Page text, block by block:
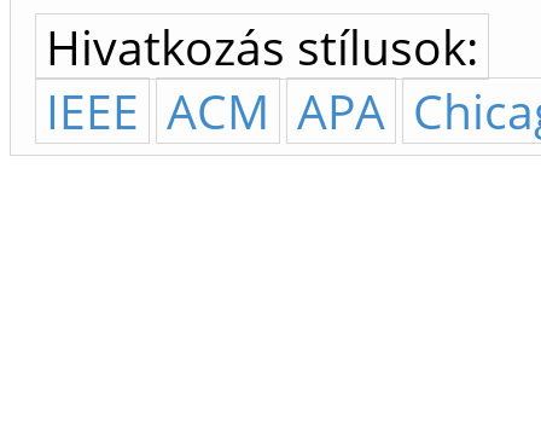
Hivatkozás stílusok:
IEEE ACM APA